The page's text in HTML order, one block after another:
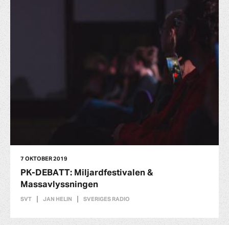
7 OKTOBER 2019
PK-DEBATT: Miljardfestivalen &
Massavlyssningen
SVT JAN HELIN SVERIGES RADIO